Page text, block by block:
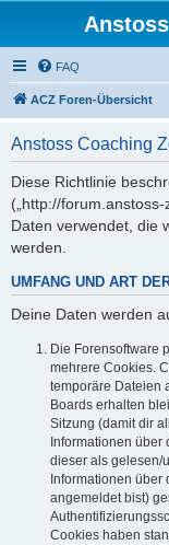
FAQ
ACZ Foren-Übersicht
Anstoss Coaching
Diese Richtlinie
(„http://
Daten verwendet, die
werden.
UMFANG UND ART
Deine Daten werden
Die Forensoftware
mehrere Cookies.
temporäre Dateien
Boards erhalten
Sitzung (damit dir
Informationen
dieser als gelesen/
Informationen
angemeldet bist)
Cookies haben